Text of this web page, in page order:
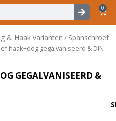
0
& Haak varianten / Spanschroef
haak+oog gegalvaniseerd & DIN
GEGALVANISEERD &